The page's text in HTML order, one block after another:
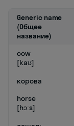
Generic name
(Общее
название)
cow
[kaʊ]
корова
horse
[hɔːs]